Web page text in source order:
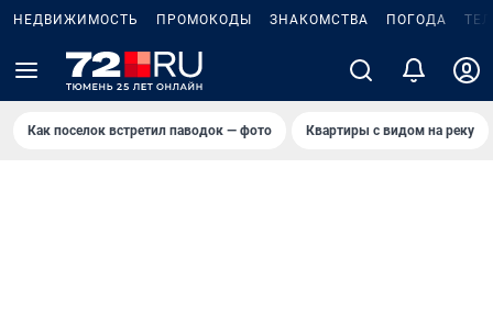
НЕДВИЖИМОСТЬ ПРОМОКОДЫ ЗНАКОМСТВА ПОГОДА
Как поселок встретил паводок — фото Квартиры с видом на реку